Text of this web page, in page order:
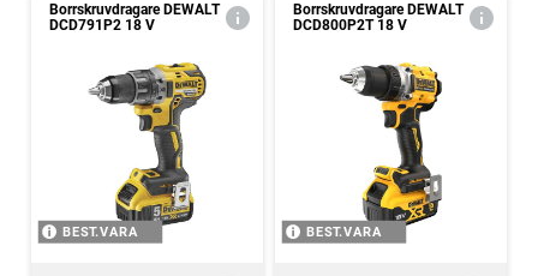
Borrskruvdragare DEWALT
DCD791P2 18 V
BEST.VARA
Borrskruvdragare DEWALT
DCD800P2T 18 V
BEST.VARA